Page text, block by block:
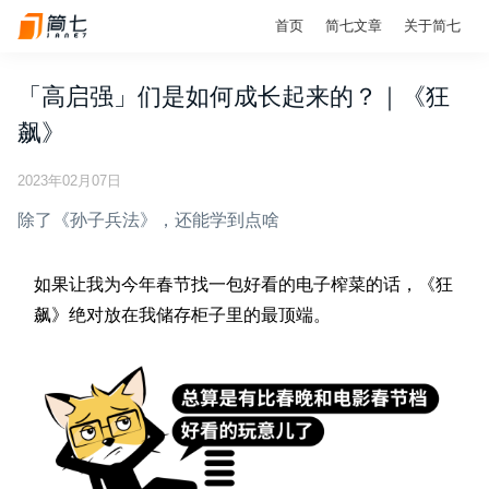
首页 简七文章 关于简七
「高启强」们是如何成长起来的？｜《狂
飙》
2023年02月07日
除了《孙子兵法》，还能学到点啥
如果让我为今年春节找一包好看的电子榨菜的话，《狂
飙》绝对放在我储存柜子里的最顶端。